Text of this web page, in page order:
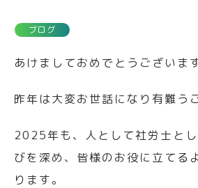
ブログ
あけましておめでとうございます
昨年は大変お世話になり有難う
2025年も、人として社労士と
びを深め、皆様のお役に立てる
ります。